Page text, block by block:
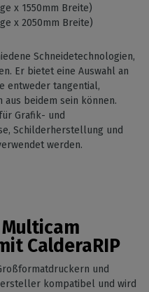
x 1550mm Breite)
x 2050mm Breite)
Schneidetechnologien,
Er bietet eine Auswahl an
entweder tangential,
beidem sein können.
Grafik- und
Schilderherstellung und
werden.
CalderaRIP
und
kompatibel und wird